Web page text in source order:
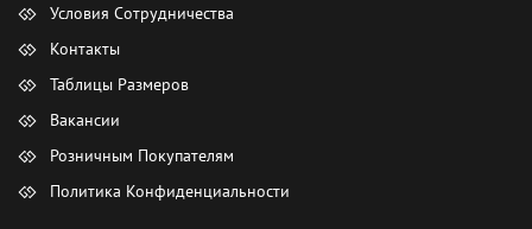
Условия Сотрудничества
Контакты
Таблицы Размеров
Вакансии
Розничным Покупателям
Политика Конфиденциальности